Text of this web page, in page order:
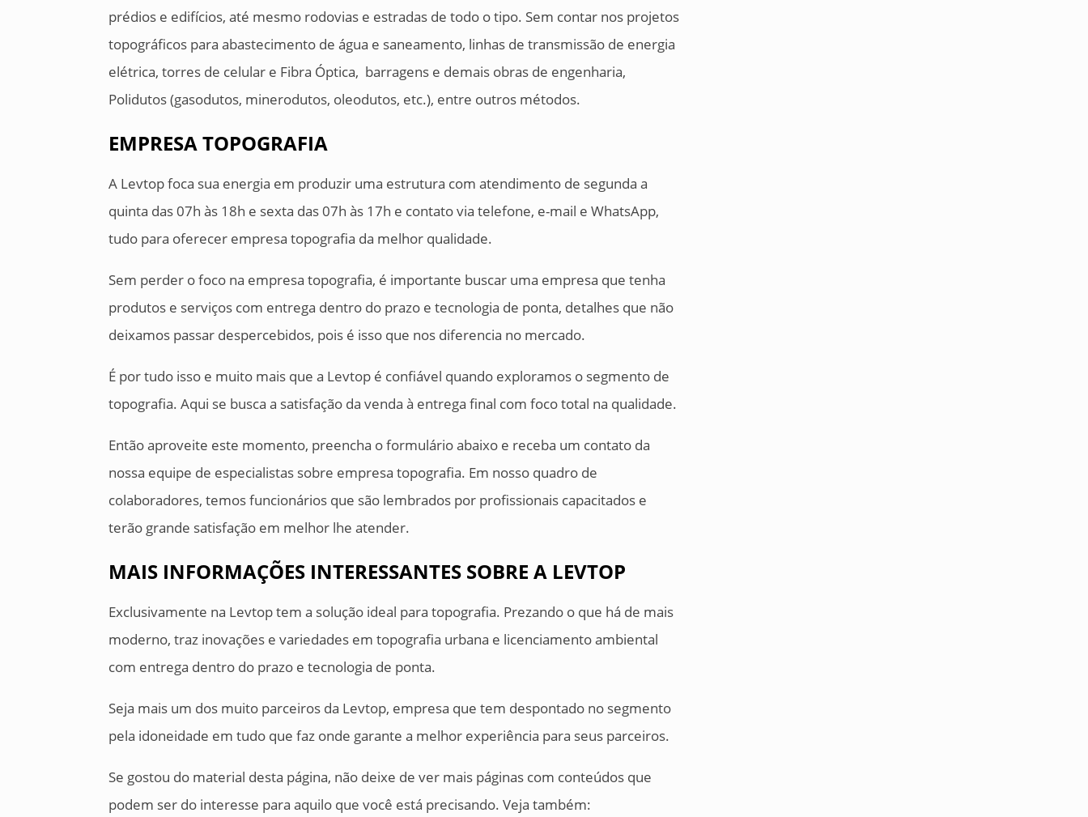
prédios e edifícios, até mesmo rodovias e estradas de todo o tipo. Sem contar nos projetos
topográficos para abastecimento de água e saneamento, linhas de transmissão de energia
elétrica, torres de celular e Fibra Óptica, barragens e demais obras de engenharia,
Polidutos (gasodutos, minerodutos, oleodutos, etc.), entre outros métodos.
EMPRESA TOPOGRAFIA
A Levtop foca sua energia em produzir uma estrutura com atendimento de segunda a
quinta das 07h às 18h e sexta das 07h às 17h e contato via telefone, e-mail e WhatsApp,
tudo para oferecer empresa topografia da melhor qualidade.
Sem perder o foco na empresa topografia, é importante buscar uma empresa que tenha
produtos e serviços com entrega dentro do prazo e tecnologia de ponta, detalhes que não
deixamos passar despercebidos, pois é isso que nos diferencia no mercado.
É por tudo isso e muito mais que a Levtop é confiável quando exploramos o segmento de
topografia. Aqui se busca a satisfação da venda à entrega final com foco total na qualidade.
Então aproveite este momento, preencha o formulário abaixo e receba um contato da
nossa equipe de especialistas sobre empresa topografia. Em nosso quadro de
colaboradores, temos funcionários que são lembrados por profissionais capacitados e
terão grande satisfação em melhor lhe atender.
MAIS INFORMAÇÕES INTERESSANTES SOBRE A LEVTOP
Exclusivamente na Levtop tem a solução ideal para topografia. Prezando o que há de mais
moderno, traz inovações e variedades em topografia urbana e licenciamento ambiental
com entrega dentro do prazo e tecnologia de ponta.
Seja mais um dos muito parceiros da Levtop, empresa que tem despontado no segmento
pela idoneidade em tudo que faz onde garante a melhor experiência para seus parceiros.
Se gostou do material desta página, não deixe de ver mais páginas com conteúdos que
podem ser do interesse para aquilo que você está precisando. Veja também: